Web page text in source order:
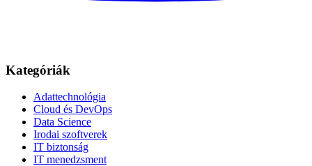
Kategóriák
Adattechnológia
Cloud és DevOps
Data Science
Irodai szoftverek
IT biztonság
IT menedzsment